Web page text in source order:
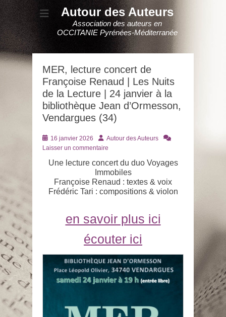
Autour des Auteurs
Association des auteurs en
OCCITANIE Pyrénées-Méditerranée
MER, lecture concert de
Françoise Renaud | Les Nuits
de la Lecture | 24 janvier à la
bibliothèque Jean d’Ormesson,
Vendargues (34)
Posté
le
16 janvier 2026 AuteurAutour des Auteurs
Laisser un commentaire
Une lecture concert du duo Voyages
Immobiles
Françoise Renaud : textes & voix
Frédéric Tari : compositions & violon
en savoir plus ici
écouter ici